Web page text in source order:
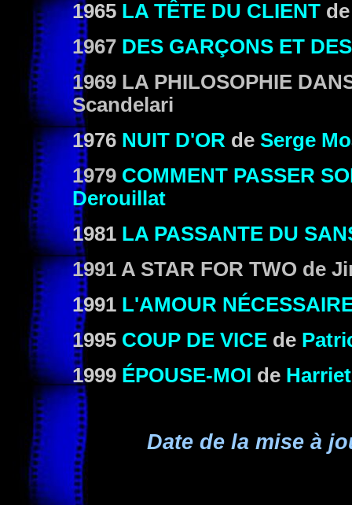
1965 LA TÊTE DU CLIENT
1967 DES GARÇONS ET
1969 LA PHILOSOPHIE
Scandelari
1976 NUIT D'OR de Serge
1979 COMMENT PASSER
Derouillat
1981 LA PASSANTE DU
1991 A STAR FOR TWO de
1991 L'AMOUR
1995 COUP DE VICE de
1999 ÉPOUSE-MOI de
Date de la mise à